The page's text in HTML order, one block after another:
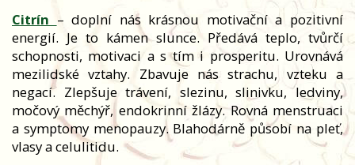
Citrín – doplní nás krásnou motivační a pozitivní
energií. Je to kámen slunce. Předává teplo, tvůrčí
schopnosti, motivaci a s tím i prosperitu. Urovnává
mezilidské vztahy. Zbavuje nás strachu, vzteku a
negací. Zlepšuje trávení, slezinu, slinivku, ledviny,
močový měchýř, endokrinní žlázy. Rovná menstruaci
a symptomy menopauzy. Blahodárně působí na pleť,
vlasy a celulitidu.